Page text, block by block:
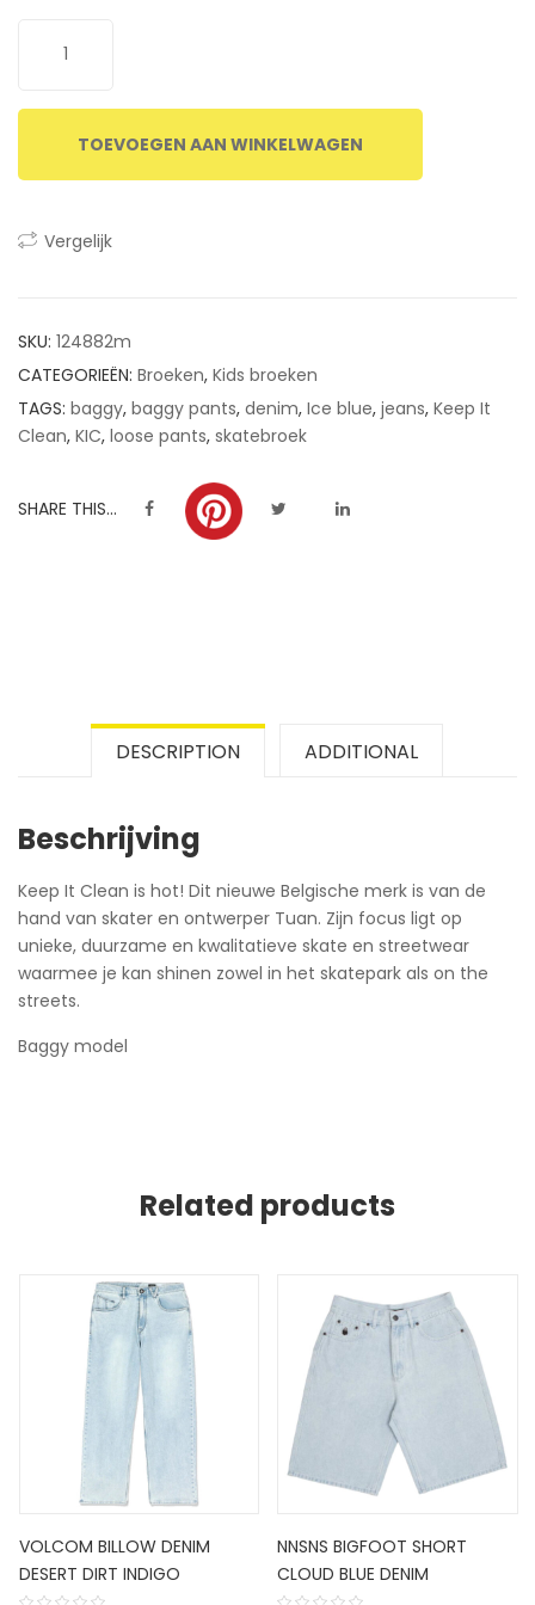
TOEVOEGEN AAN WINKELWAGEN
Vergelijk
SKU: 124882m
CATEGORIEËN: Broeken, Kids broeken
TAGS: baggy, baggy pants, denim, Ice blue, jeans, Keep It
Clean, KIC, loose pants, skatebroek
SHARE THIS...
DESCRIPTION ADDITIONAL
Beschrijving
Keep It Clean is hot! Dit nieuwe Belgische merk is van de
hand van skater en ontwerper Tuan. Zijn focus ligt op
unieke, duurzame en kwalitatieve skate en streetwear
waarmee je kan shinen zowel in het skatepark als on the
streets.
Baggy model
Related products
VOLCOM BILLOW DENIM
DESERT DIRT INDIGO
NNSNS BIGFOOT SHORT
CLOUD BLUE DENIM